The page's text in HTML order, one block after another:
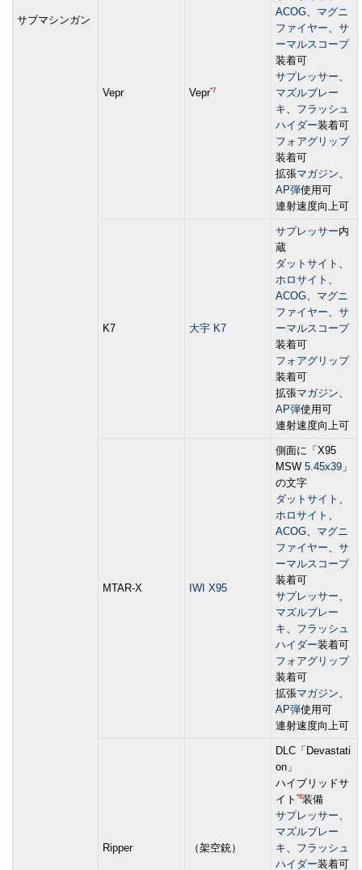
サブマシンガン
Vepr Vepr*7
ACOG、 マグニ
ファイヤー、 サ
ーマルスコープ
装着可
サプレッサー、
マズルブレー
キ、 フラッシュ
ハイダー装着可
フォアグリップ
装着可
拡張マガジン、
AP弾使用可
連射速度向上可
K7 大宇 K7
サプレッサー内
蔵
ダットサイト 、
ホロサイト 、
ACOG、 マグニ
ファイヤー、 サ
ーマルスコープ
装着可
フォアグリップ
装着可
拡張マガジン、
AP弾使用可
連射速度向上可
MTAR-X IWI X95
側面に「X95
MSW 5.45x39 」
の文字
ダットサイト 、
ホロサイト 、
ACOG、 マグニ
ファイヤー、 サ
ーマルスコープ
装着可
サプレッサー、
マズルブレー
キ、 フラッシュ
ハイダー装着可
フォアグリップ
装着可
拡張マガジン、
AP弾使用可
連射速度向上可
Ripper （架空銃）
DLC「Devastati
on」
ハイブリッドサ
イト *8装備
サプレッサー、
マズルブレー
キ、 フラッシュ
ハイダー装着可